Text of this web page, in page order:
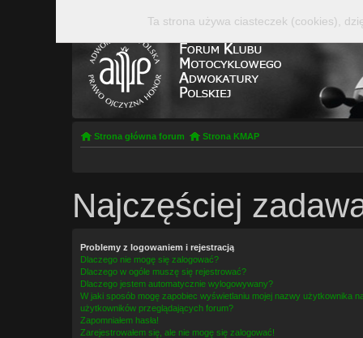
Strona główna forum Strona KMAP
Najczęściej
Problemy z logowaniem i rejestracją
Dlaczego nie mogę się zalogować?
Dlaczego w ogóle muszę się rejestrować?
Dlaczego jestem automatycznie wylogowywany?
W jaki sposób mogę zapobiec wyświetlaniu mojej nazwy użytkownika
użytkowników przeglądających forum?
Zapomniałem hasła!
Zarejestrowałem się, ale nie mogę się zalogować!
Ta strona używa ciasteczek (cookies),